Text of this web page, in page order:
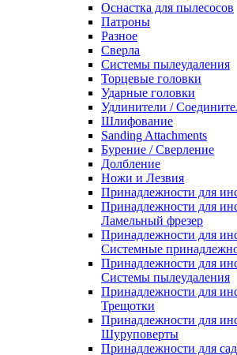
Оснастка для пылесосов
Патроны
Разное
Сверла
Системы пылеудаления
Торцевые головки
Ударные головки
Удлинители /
Шлифование
Sanding Attachments
Бурение / Сверление
Долбление
Ножи и Лезвия
Принадлежности для
Принадлежности для
Ламельный фрезер
Принадлежности для
Системные
Принадлежности для
Системы пылеудаления
Принадлежности для
Трещотки
Принадлежности для
Шуруповерты
Принадлежности для